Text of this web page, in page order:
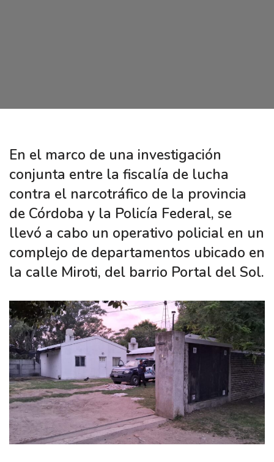
En el marco de una investigación
conjunta entre la fiscalía de lucha
contra el narcotráfico de la provincia
de Córdoba y la Policía Federal, se
llevó a cabo un operativo policial en un
complejo de departamentos ubicado en
la calle Miroti, del barrio Portal del Sol.